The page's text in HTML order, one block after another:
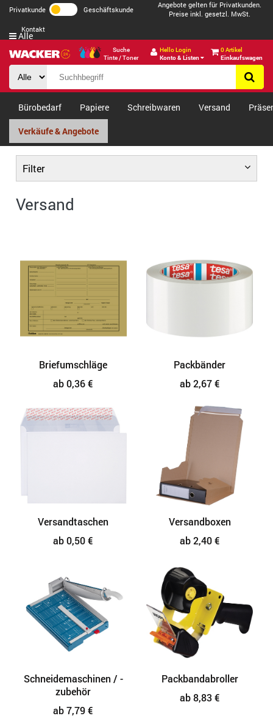
Privatkunde Geschäftskunde
Angebote gelten für Privatkunden.
Preise inkl. gesetzl. MwSt.
Kontakt
Suche
Tinte / Toner
Hello Login
Konto & Listen
0 Artikel
Einkaufswagen
Alle
Bürobedarf Papiere Schreibwaren Versand
Verkäufe & Angebote
Filter
Versand
Briefumschläge
ab 0,36 €
Packbänder
ab 2,67 €
Versandtaschen
ab 0,50 €
Versandboxen
ab 2,40 €
Schneidemaschinen / -
zubehör
ab 7,79 €
Packbandabroller
ab 8,83 €